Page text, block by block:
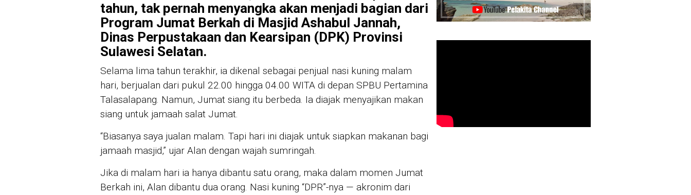
tahun, tak pernah menyangka akan menjadi bagian dari
Program Jumat Berkah di Masjid Ashabul Jannah,
Dinas Perpustakaan dan Kearsipan (DPK) Provinsi
Sulawesi Selatan.
Selama lima tahun terakhir, ia dikenal sebagai penjual nasi kuning malam
hari, berjualan dari pukul 22.00 hingga 04.00 WITA di depan SPBU Pertamina
Talasalapang. Namun, Jumat siang itu berbeda. Ia diajak menyajikan makan
siang untuk jamaah salat Jumat.
“Biasanya saya jualan malam. Tapi hari ini diajak untuk siapkan makanan bagi
jamaah masjid,” ujar Alan dengan wajah sumringah.
Jika di malam hari ia hanya dibantu satu orang, maka dalam momen Jumat
Berkah ini, Alan dibantu dua orang. Nasi kuning “DPR”-nya — akronim dari